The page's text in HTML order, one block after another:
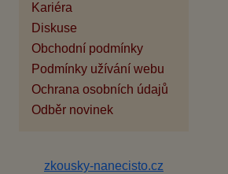
Kariéra
Diskuse
Obchodní podmínky
Podmínky užívání webu
Ochrana osobních údajů
Odběr novinek
zkousky-nanecisto.cz